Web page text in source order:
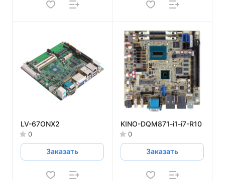
LV-67ONX2
0
Заказать
KINO-DQM871-i1-i7-R10
0
Заказать